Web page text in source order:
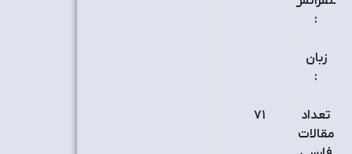
:
زبان
:
تعداد
مقالات
٧۱